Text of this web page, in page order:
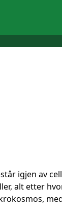
igjen av
alt etter